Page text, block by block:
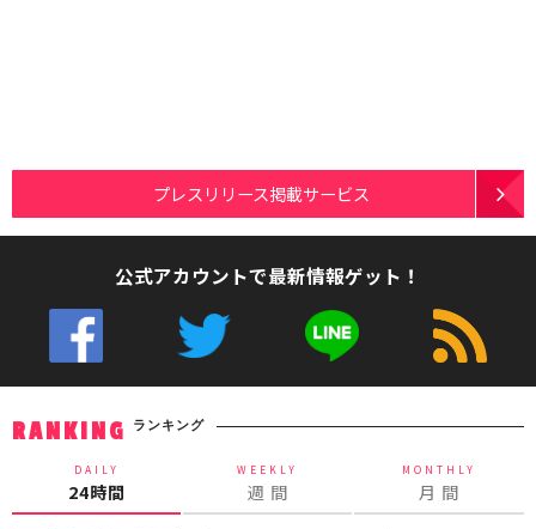
プレスリリース掲載サービス
公式アカウントで最新情報ゲット！
RANKING ランキング
DAILY
24時間
WEEKLY
週 間
MONTHLY
月 間